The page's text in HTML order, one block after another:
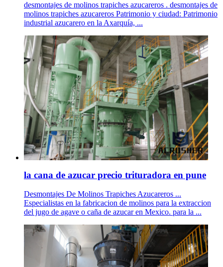
desmontajes de molinos trapiches azucareros . desmontajes de
molinos trapiches azucareros Patrimonio y ciudad: Patrimonio
industrial azucarero en la Axarquía, ...
la cana de azucar precio trituradora en pune
Desmontajes De Molinos Trapiches Azucareros ...
Especialistas en la fabricacion de molinos para la extraccion
del jugo de agave o caña de azucar en Mexico. para la ...